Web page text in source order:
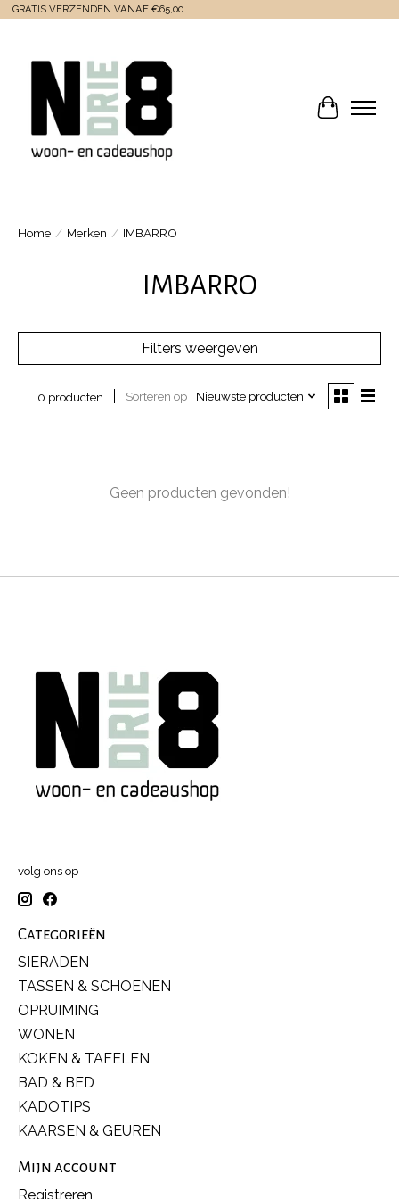
GRATIS VERZENDEN VANAF €65,00
Home / Merken / IMBARRO
IMBARRO
Filters weergeven
0 producten Sorteren op Nieuwste producten
Geen producten gevonden!
volg ons op
Categorieën
SIERADEN
TASSEN & SCHOENEN
OPRUIMING
WONEN
KOKEN & TAFELEN
BAD & BED
KADOTIPS
KAARSEN & GEUREN
Mijn account
Registreren